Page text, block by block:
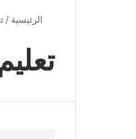
الرئيسية /